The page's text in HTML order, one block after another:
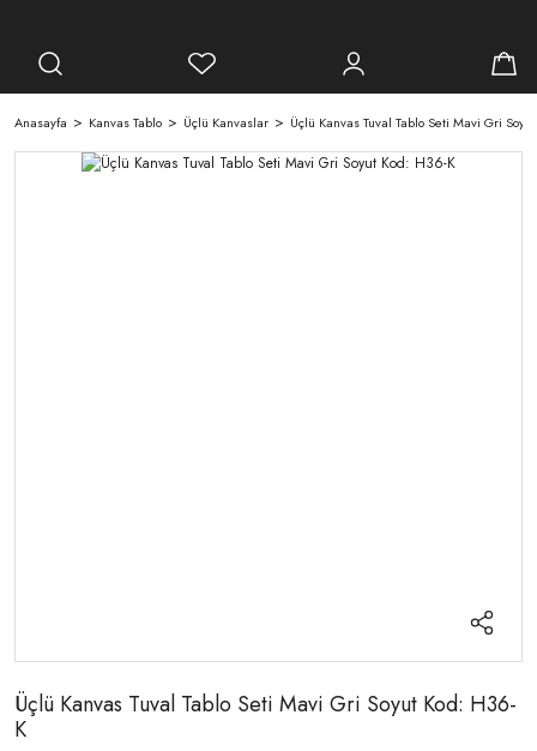
Anasayfa Kanvas Tablo Üçlü Kanvaslar Üçlü Kanvas Tuval Tablo Seti Mavi Gri
Üçlü Kanvas Tuval Tablo Seti Mavi Gri Soyut Kod: H36-
K